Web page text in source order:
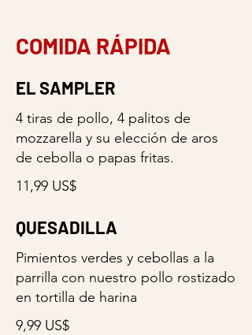
COMIDA RÁPIDA
EL SAMPLER
4 tiras de pollo, 4 palitos de
mozzarella y su elección de aros
de cebolla o papas fritas.
11,99 US$
QUESADILLA
Pimientos verdes y cebollas a la
parrilla con nuestro pollo rostizado
en tortilla de harina
9,99 US$